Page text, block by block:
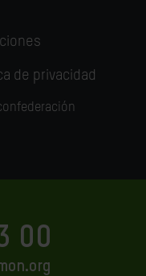
de privacidad
00